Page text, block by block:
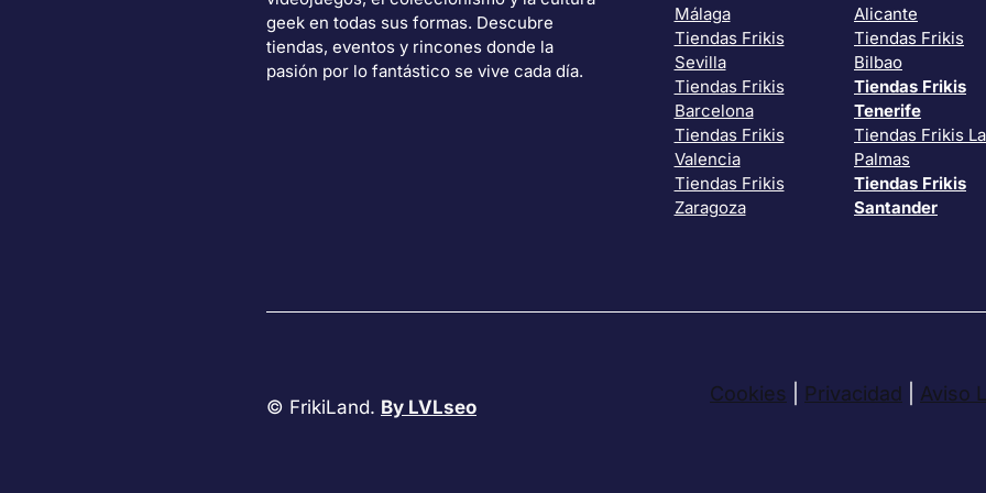
geek en todas sus formas. Descubre
tiendas, eventos y rincones donde la
pasión por lo fantástico se vive cada día.
Málaga
Tiendas Frikis
Sevilla
Tiendas Frikis
Barcelona
Tiendas Frikis
Valencia
Tiendas Frikis
Zaragoza
Alicante
Tiendas Frikis
Bilbao
Tiendas Frikis
Tenerife
Tiendas Frikis
Palmas
Tiendas Frikis
Santander
© FrikiLand. By LVLseo
Cookies Privacidad Aviso